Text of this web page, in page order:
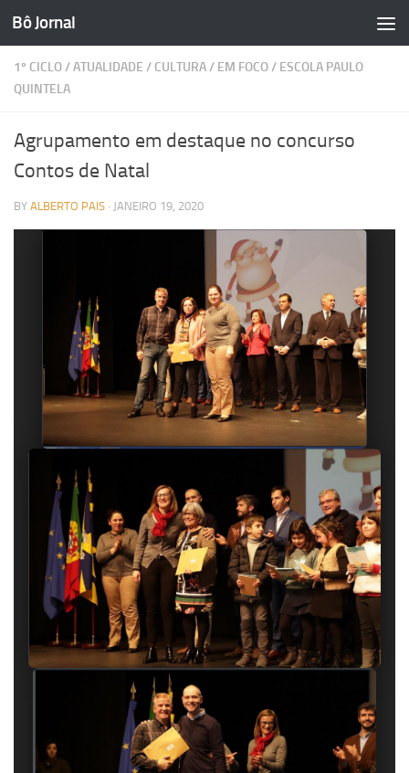
Skip to content
Bô Jornal
1º CICLO/ATUALIDADE / CULTURA/ EM FOCO/ ESCOLA PAULO
QUINTELA
Agrupamento em destaque no concurso
Contos de Natal
BY ALBERTO PAIS · JANEIRO 19, 2020